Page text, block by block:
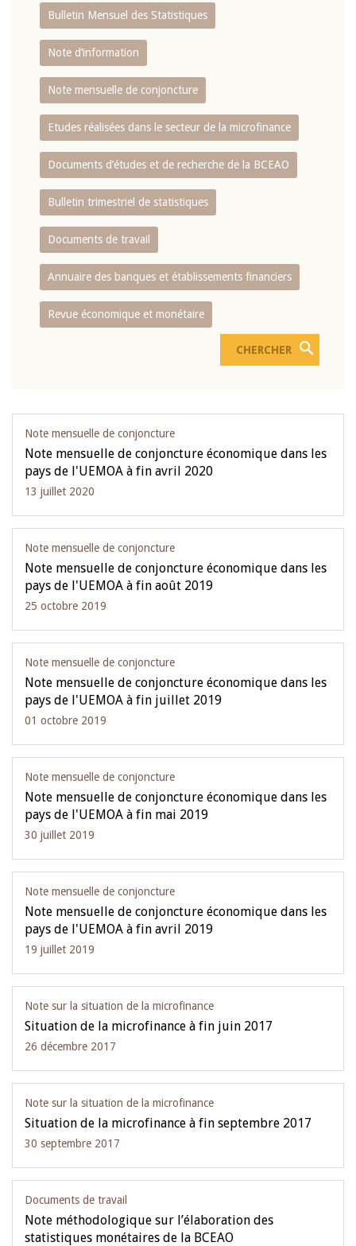
Bulletin Mensuel des Statistiques
Note d’information
Note mensuelle de conjoncture
Etudes réalisées dans le secteur de la microfinance
Documents d’études et de recherche de la BCEAO
Bulletin trimestriel de statistiques
Documents de travail
Annuaire des banques et établissements financiers
Revue économique et monétaire
Note mensuelle de conjoncture
Note mensuelle de conjoncture économique dans les
pays de l'UEMOA à fin avril 2020
13 juillet 2020
Note mensuelle de conjoncture
Note mensuelle de conjoncture économique dans les
pays de l'UEMOA à fin août 2019
25 octobre 2019
Note mensuelle de conjoncture
Note mensuelle de conjoncture économique dans les
pays de l'UEMOA à fin juillet 2019
01 octobre 2019
Note mensuelle de conjoncture
Note mensuelle de conjoncture économique dans les
pays de l'UEMOA à fin mai 2019
30 juillet 2019
Note mensuelle de conjoncture
Note mensuelle de conjoncture économique dans les
pays de l'UEMOA à fin avril 2019
19 juillet 2019
Note sur la situation de la microfinance
Situation de la microfinance à fin juin 2017
26 décembre 2017
Note sur la situation de la microfinance
Situation de la microfinance à fin septembre 2017
30 septembre 2017
Documents de travail
Note méthodologique sur l’élaboration des
statistiques monétaires de la BCEAO